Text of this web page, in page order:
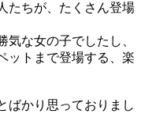
たちが、たくさん登場
な女の子でしたし、
ットまで登場する、楽
ばかり思っておりまし